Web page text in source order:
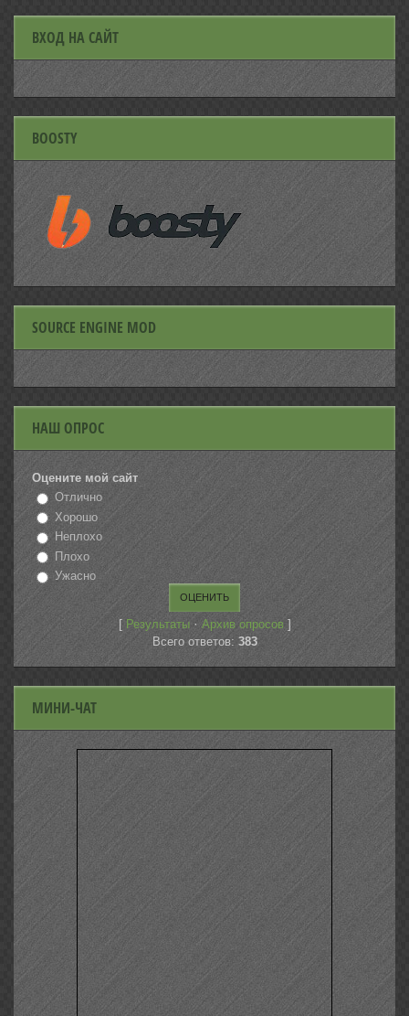
ВХОД НА САЙТ
BOOSTY
SOURCE ENGINE MOD
НАШ ОПРОС
Оцените мой сайт
Отлично
Хорошо
Неплохо
Плохо
Ужасно
[ Результаты·Архив опросов ]
Всего ответов: 383
МИНИ-ЧАТ